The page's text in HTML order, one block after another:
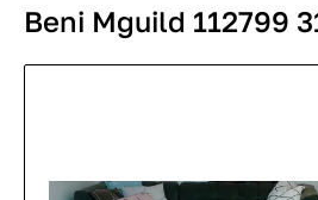
Beni Mguild 112799